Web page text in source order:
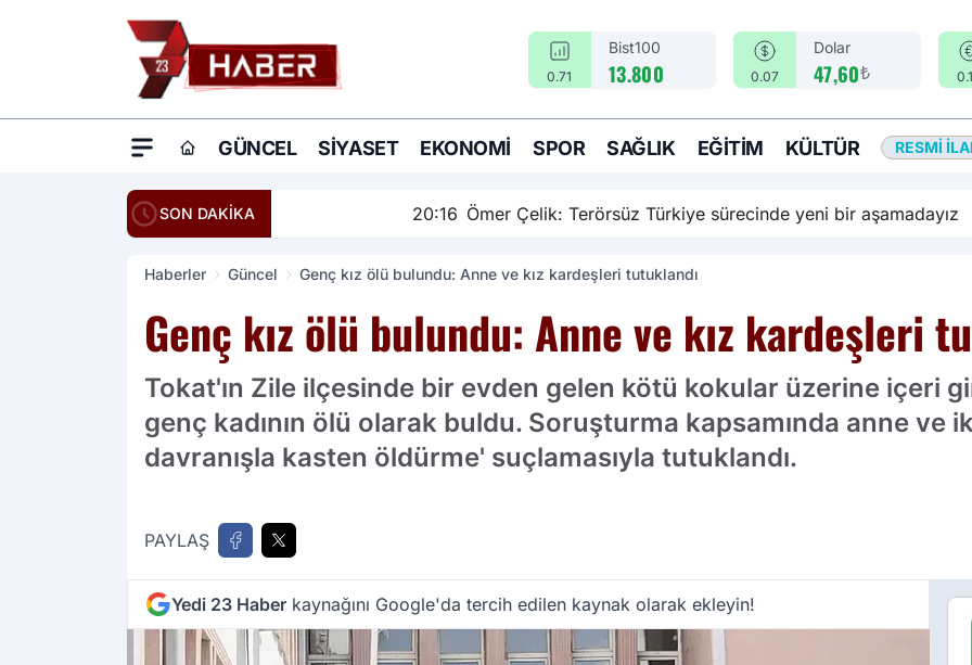
0.71
Bist100
13.800 0.07
Dolar
47,60₺
GÜNCEL SIYASET EKONOMI SPOR SAĞLIK EĞITIM KÜLTÜR RESMI
SON DAKİKA Ömer Çelik: Terörsüz Türkiye sürecinde yeni bir aşamadayız
Haberler Güncel Genç kız ölü bulundu: Anne ve kız kardeşleri tutuklandı
Genç kız ölü bulundu: Anne ve kız kardeşleri
Tokat'ın Zile ilçesinde bir evden gelen kötü kokular üzerine içeri
genç kadının ölü olarak buldu. Soruşturma kapsamında anne ve
davranışla kasten öldürme' suçlamasıyla tutuklandı.
PAYLAŞ
Yedi 23 Haber kaynağını Google'da tercih edilen kaynak olarak ekleyin!